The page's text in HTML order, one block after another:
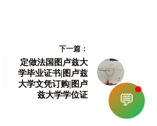
💬
下一篇：
定做法国图卢兹大
学毕业证书|图卢兹
大学文凭订购|图卢
兹大学学位证